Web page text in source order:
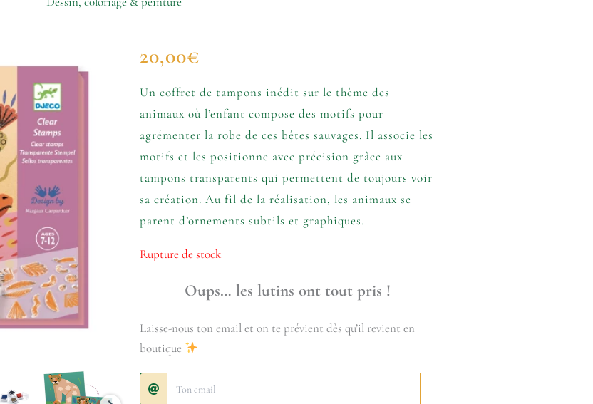
20,00€
Un coffret de tampons inédit sur le thème des
animaux où l’enfant compose des motifs pour
agrémenter la robe de ces bêtes sauvages. Il associe les
motifs et les positionne avec précision grâce aux
tampons transparents qui permettent de toujours voir
sa création. Au fil de la réalisation, les animaux se
parent d’ornements subtils et graphiques.
Rupture de stock
Oups… les lutins ont tout pris !
Laisse-nous ton email et on te prévient dès qu’il revient en
boutique